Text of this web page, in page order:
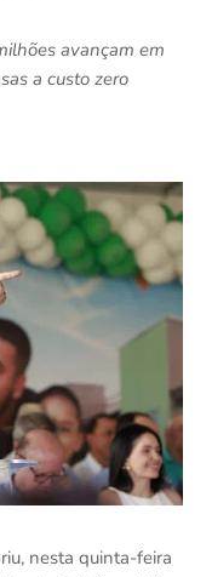
avançam em
a custo zero
nesta quinta-feira